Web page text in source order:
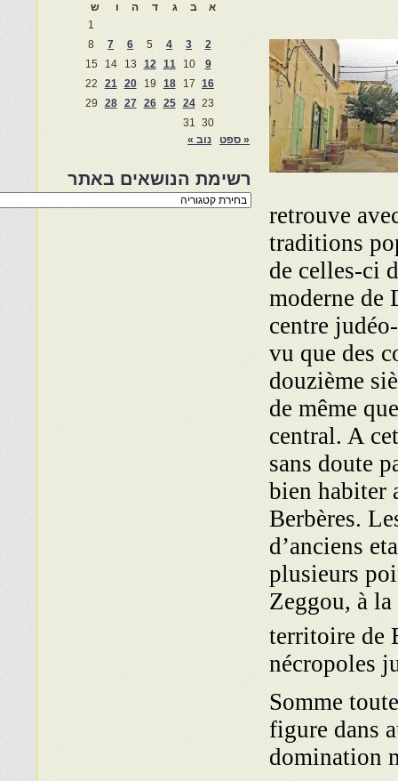
retrouve
traditions
de celles-ci
moderne de
centre
vu que des
dou­zième
de même
central. A
sans doute
bien habiter
Berbères.
d’anciens
plusieurs
Zeggou, à
nécropoles
Somme
figure dans
domination
א
ב ג ד ה ו
ש
1
2
3
4
5
6
7
8
9
10
11
12
13
14
15
16
17
18
19
20
21
22
23
24
25
26
27
28
29
30
31
« ספט
נוב »
רשימת הנושאים באתר
רשימת
הנושאים